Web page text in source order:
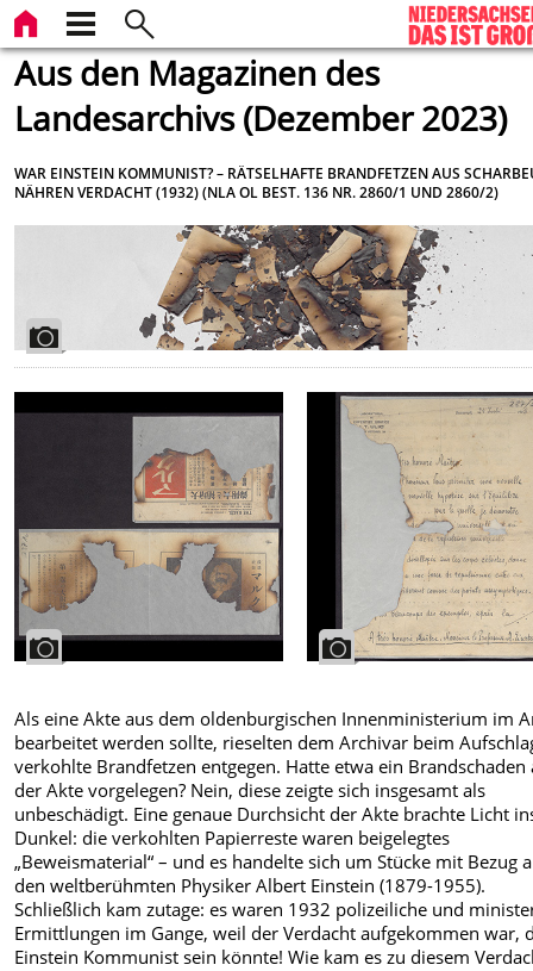
Aus den Magazinen des
Landesarchivs (Dezember 2023)
WAR EINSTEIN KOMMUNIST? – RÄTSELHAFTE BRANDFETZEN AUS
NÄHREN VERDACHT (1932) (NLA OL BEST. 136 NR. 2860/1 UND 2860/2)
Als eine Akte aus dem oldenburgischen Innenministerium im
bearbeitet werden sollte, rieselten dem Archivar beim
verkohlte Brandfetzen entgegen. Hatte etwa ein Brandschaden
der Akte vorgelegen? Nein, diese zeigte sich insgesamt als
unbeschädigt. Eine genaue Durchsicht der Akte brachte Licht
Dunkel: die verkohlten Papierreste waren beigelegtes
„Beweismaterial“ – und es handelte sich um Stücke mit Bezug
den weltberühmten Physiker Albert Einstein (1879-1955).
Schließlich kam zutage: es waren 1932 polizeiliche und
Ermittlungen im Gange, weil der Verdacht aufgekommen war,
Einstein Kommunist sein könnte! Wie kam es zu diesem